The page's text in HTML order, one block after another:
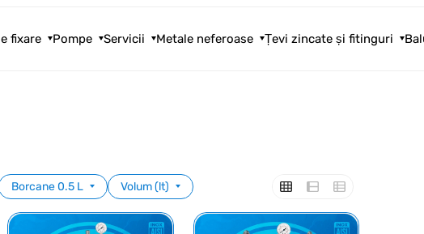
fixare Pompe Servicii Metale neferoase Țevi zincate și fitinguri
Borcane 0.5 L Volum (lt)